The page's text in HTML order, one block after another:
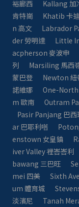
裕廊西
Kallang 加
肯特崗
Khatib 卡迪
n 高文
Labrador
der 勞明達
Little
acpherson 麥波申
列
Marsiling 馬西
蒙巴登
Newton 紐
諾維娜
One-North
m 歐南
Outram
Pasir Panjang 巴西
ar 巴耶利嗒
enstown 女皇鎮
iver Valley 裡峇峇利
bawang 三巴旺
mei 四美
Sixth
um 體育城
淡濱尼
Tanah